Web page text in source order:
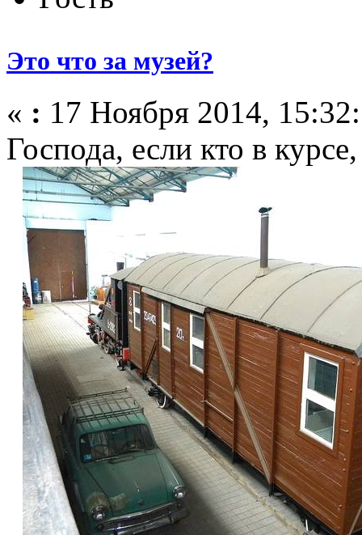
Это что за музей?
« : 17 Ноября 2014,
Господа, если кто в